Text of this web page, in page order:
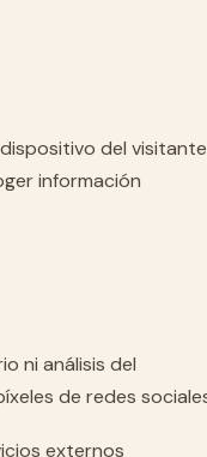
del
información
ni análisis del
de redes
externos